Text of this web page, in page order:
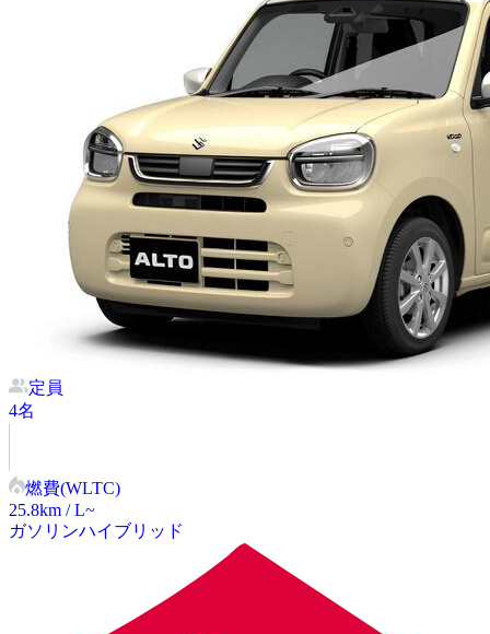
定員
4名
燃費(WLTC)
25.8km / L~
ガソリンハイブリッド